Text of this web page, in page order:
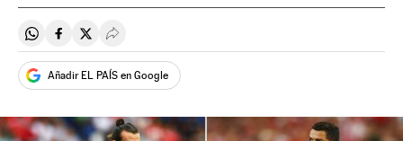
Compartir en Whatsapp
Compartir en Facebook
Compartir en Twitter
Desplegar Redes Sociales
Añadir EL PAÍS en Google